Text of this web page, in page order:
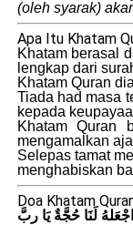
(oleh syarak)
Apa Itu Khatam
Khatam berasal
lengkap dari
Khatam Quran
Tiada had masa
kepada
Khatam Quran
mengamalkan
Selepas tamat
menghabiskan
Doa Khatam
لَنَا حُجَّةٌ يَا ربَّ